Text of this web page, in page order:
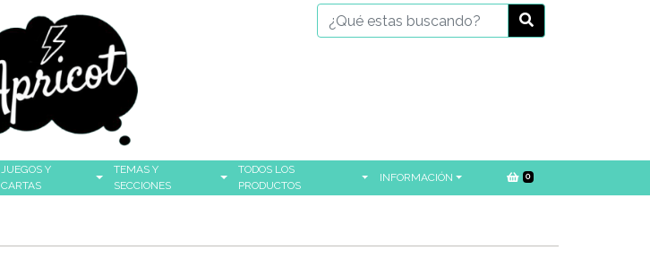
JUEGOS Y
CARTAS
TEMAS Y
SECCIONES
TODOS LOS
PRODUCTOS
INFORMACIÓN 0